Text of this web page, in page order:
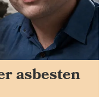
asbesten